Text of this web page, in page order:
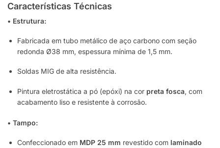
Características Técnicas
• Estrutura:
Fabricada em tubo metálico de aço carbono com seção
redonda Ø38 mm, espessura mínima de 1,5 mm.
Soldas MIG de alta resistência.
Pintura eletrostática a pó (epóxi) na cor preta fosca, com
acabamento liso e resistente à corrosão.
• Tampo:
Confeccionado em MDP 25 mm revestido com laminado